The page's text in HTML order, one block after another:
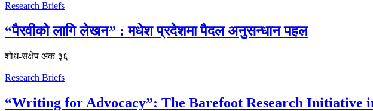
Research Briefs
“पैरवीको लागि लेखन” : मधेश प्रदेशमा पैदल अनुसन्धान पहल
शोध-संक्षेप अंक ३६
Research Briefs
“Writing for Advocacy”: The Barefoot Research Initiative